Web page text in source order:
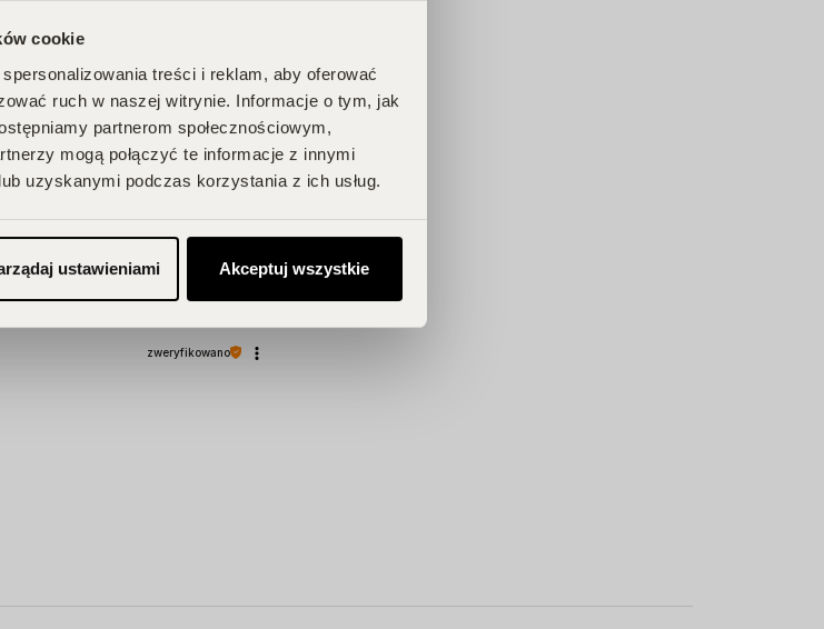
cookie
treści i reklam, aby oferować
ruch w naszej witrynie. Informacje o tym, jak
partnerom społecznościowym,
mogą połączyć te informacje z innymi
uzyskanymi podczas korzystania z ich usług.
ustawieniami Akceptuj wszystkie
zweryfikowano